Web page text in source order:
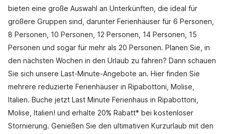
bieten eine große Auswahl an Unterkünften, die ideal für
größere Gruppen sind, darunter Ferienhäuser für 6 Personen,
8 Personen, 10 Personen, 12 Personen, 14 Personen, 15
Personen und sogar für mehr als 20 Personen. Planen Sie, in
den nächsten Wochen in den Urlaub zu fahren? Dann schauen
Sie sich unsere Last-Minute-Angebote an. Hier finden Sie
mehrere reduzierte Ferienhäuser in Ripabottoni, Molise,
Italien. Buche jetzt Last Minute Ferienhaus in Ripabottoni,
Molise, Italien! und erhalte 20% Rabatt* bei kostenloser
Stornierung. Genießen Sie den ultimativen Kurzurlaub mit den